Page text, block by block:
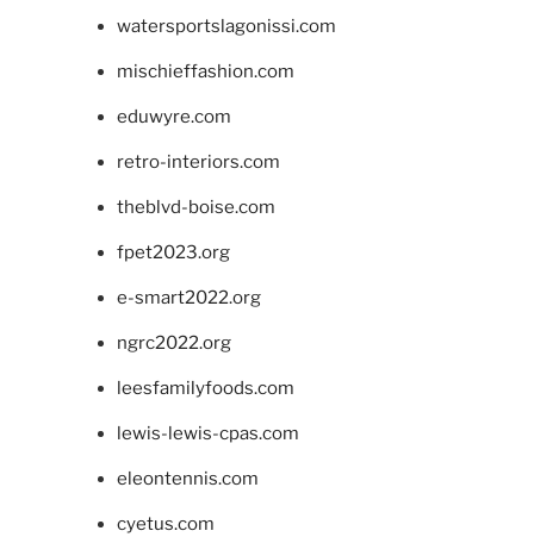
watersportslagonissi.com
mischieffashion.com
eduwyre.com
retro-interiors.com
theblvd-boise.com
fpet2023.org
e-smart2022.org
ngrc2022.org
leesfamilyfoods.com
lewis-lewis-cpas.com
eleontennis.com
cyetus.com